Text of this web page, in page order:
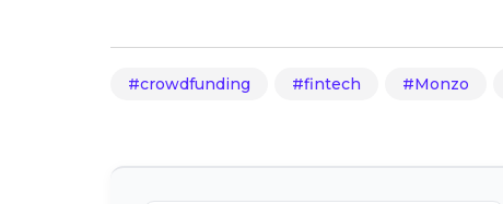
crowdfunding fintech Monzo